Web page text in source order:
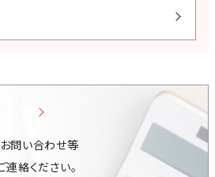
問い合わせ等
連絡ください。